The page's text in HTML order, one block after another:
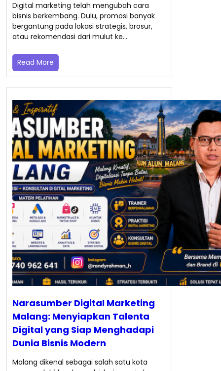
Digital marketing telah mengubah cara
bisnis berkembang. Dulu, promosi banyak
bergantung pada lokasi strategis, brosur,
atau rekomendasi dari mulut ke…
Read More
Narasumber Digital Marketing
Malang: Menyiapkan Talenta
Digital yang Siap Menghadapi
Dunia Bisnis Modern
Malang dikenal sebagai salah satu kota